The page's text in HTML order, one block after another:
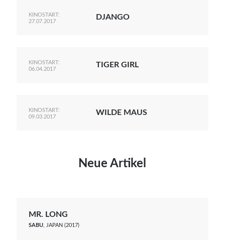
KINOSTART:
27.07.2017
DJANGO
KINOSTART:
06.04.2017
TIGER GIRL
KINOSTART:
09.03.2017
WILDE MAUS
Neue Artikel
MR. LONG
SABU, JAPAN (2017)